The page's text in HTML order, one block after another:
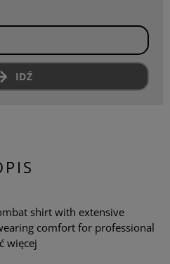
IDŹ
shirt with extensive
comfort for professional
więcej